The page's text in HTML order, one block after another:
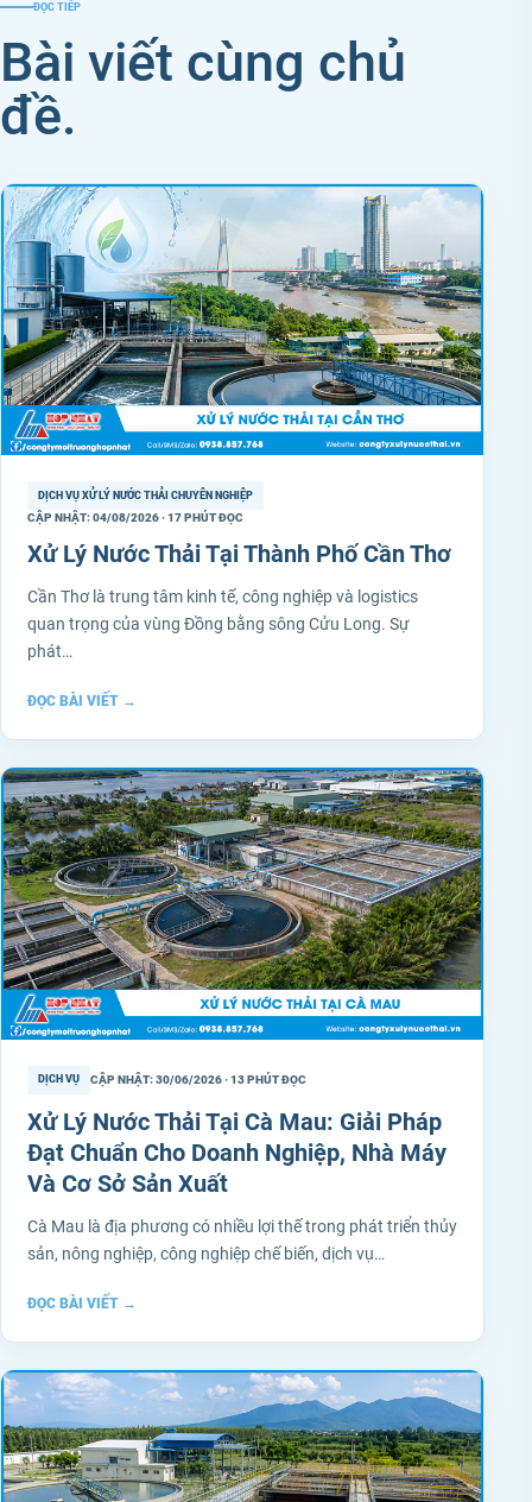
ĐỌC TIẾP
Bài viết cùng chủ
đề.
DỊCH VỤ XỬ LÝ NƯỚC THẢI CHUYÊN NGHIỆP
CẬP NHẬT: 04/08/2026 · 17 PHÚT ĐỌC
Xử Lý Nước Thải Tại Thành Phố Cần Thơ
Cần Thơ là trung tâm kinh tế, công nghiệp và logistics
quan trọng của vùng Đồng bằng sông Cửu Long. Sự
phát…
ĐỌC BÀI VIẾT →
DỊCH VỤ CẬP NHẬT: 30/06/2026 · 13 PHÚT ĐỌC
Xử Lý Nước Thải Tại Cà Mau: Giải Pháp
Đạt Chuẩn Cho Doanh Nghiệp, Nhà Máy
Và Cơ Sở Sản Xuất
Cà Mau là địa phương có nhiều lợi thế trong phát triển thủy
sản, nông nghiệp, công nghiệp chế biến, dịch vụ…
ĐỌC BÀI VIẾT →